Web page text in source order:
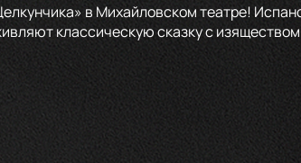
в Михайловском театре!
классическую сказку с